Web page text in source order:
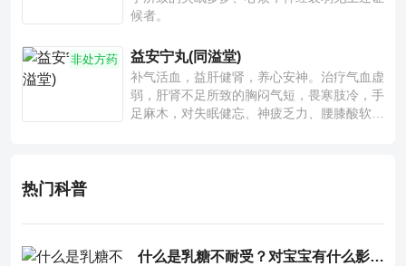
候者。
非处方药 益安宁丸(同溢堂)
补气活血，益肝健肾，养心安神。治疗气血虚
弱，肝肾不足所致的胸闷气短，畏寒肢冷，手
足麻木，对失眠健忘、神疲乏力、腰膝酸软也
热门科普
什么是乳糖不耐受？对宝宝有什么影响？